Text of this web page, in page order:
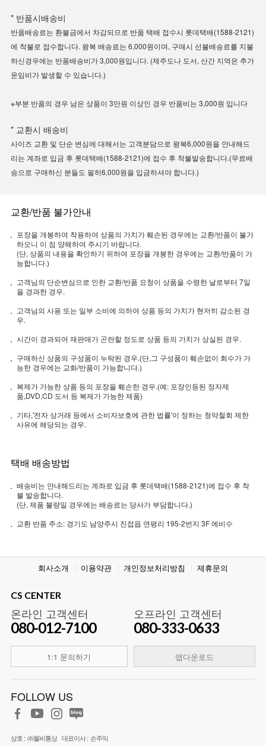
* 반품시배송비
반품배송료는 환불금에서 차감되므로 반품 택배 접수시 롯데택배(1588-2121)
에 착불로 접수합니다. 왕복 배송료는 6,000원이며, 구매시 선불배송료를 지불
하신경우에는 반품배송비가 3,000원입니다. (제주도나 도서, 산간 지역은 추가
운임비가 발생할 수 있습니다.)
※부분 반품의 경우 남은 상품이 3만원 이상인 경우 반품비는 3,000원 입니다
* 교환시 배송비
사이즈 교환 및 단순 변심에 대해서는 고객분담으로 왕복6,000원을 안내해드
리는 계좌로 입금 후 롯데택배(1588-2121)에 접수 후 착불발송합니다.(무료배
송으로 구매하신 분들도 필히6,000원을 입금하셔야 합니다.)
교환/반품 불가안내
포장을 개봉하여 착용하여 상품의 가치가 훼손된 경우에는 교환/반품이 불가
하오니 이 점 양해하여 주시기 바랍니다.
(단, 상품의 내용을 확인하기 위하여 포장을 개봉한 경우에는 교환/반품이 가
능합니다.)
고객님의 단순변심으로 인한 교환/반품 요청이 상품을 수령한 날로부터 7일
을 경과한 경우.
고객님의 사용 또는 일부 소비에 의하여 상품 등의 가치가 현저히 감소된 경
우.
시간이 경과되어 재판매가 곤란할 정도로 상품 등의 가치가 상실된 경우.
구매하신 상품의 구성품이 누락된 경우.(단,그 구성품이 훼손없이 회수가 가
능한 경우에는 교화/반품이 가능합니다.)
복제가 가능한 상품 등의 포장을 훼손한 경우.(예: 포장인등된 정자제
품,DVD,CD 도서 등 복제가 가능한 제품)
기타,'전자 상거래 등에서 소비자보호에 관한 법률'이 정하는 청약철회 제한
사유에 해당되는 경우.
택배 배송방법
배송비는 안내해드리는 계좌로 입금 후 롯데택배(1588-2121)에 접수 후 착
불 발송합니다.
(단, 제품 불량일 경우에는 배송료는 당사가 부담합니다.)
교환 반품 주소: 경기도 남양주시 진접읍 연평리 195-2번지 3F 에비수
회사소개 이용약관 개인정보처리방침 제휴문의
CS CENTER
온라인 고객센터
080-012-7100
1:1 문의하기
오프라인 고객센터
080-333-0633
앱다운로드
FOLLOW US
상호 : ㈜월비통상 대표이사 : 손주익